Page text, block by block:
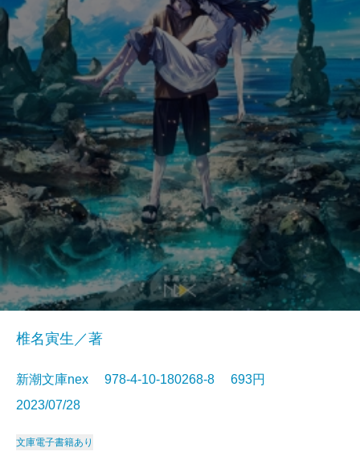
椎名寅生／著
新潮文庫nex 978-4-10-180268-8 693円
2023/07/28
文庫電子書籍あり